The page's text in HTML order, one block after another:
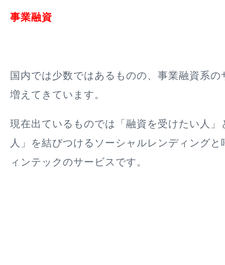
事業融資
国内では少数ではあるものの、事業融資系
増えてきています。
現在出ているものでは「融資を受けたい人」
人」を結びつけるソーシャルレンディング
ィンテックのサービスです。